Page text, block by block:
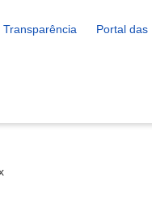
Transparência Portal das